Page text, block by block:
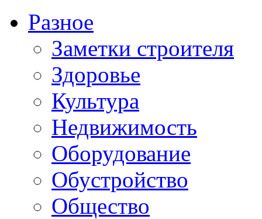
Разное
Заметки строителя
Здоровье
Культура
Недвижимость
Оборудование
Обустройство
Общество